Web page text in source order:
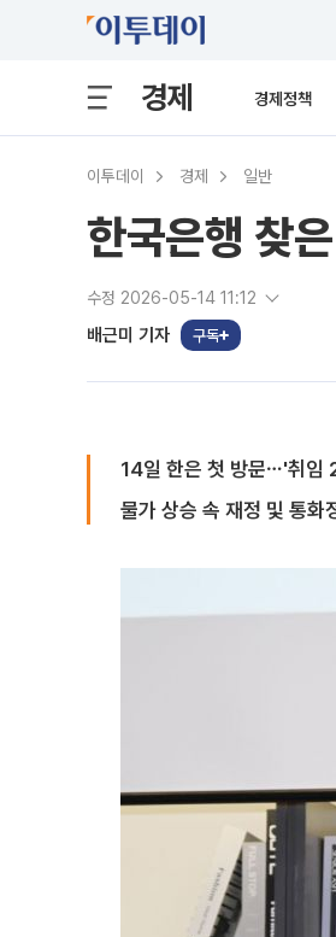
경제 경제정책
이투데이 경제 일반
한국은행 찾
수정 2026-05-14 11:12
배근미 기자 구독
14일 한은 첫 방문⋯'취임
물가 상승 속 재정 및 통화